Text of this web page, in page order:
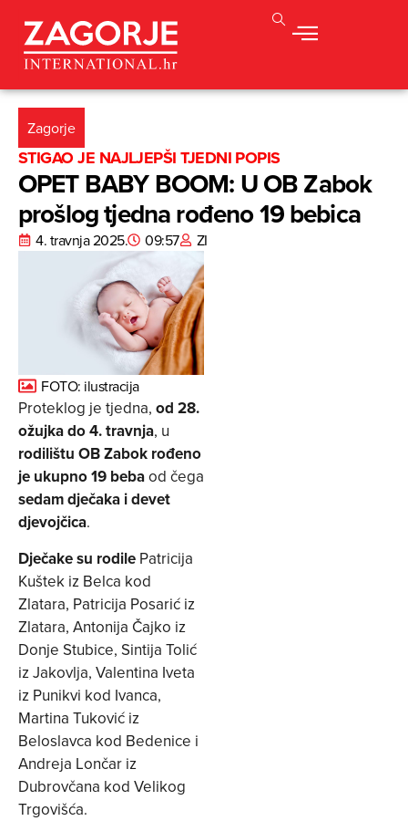
Zagorje
STIGAO JE NAJLJEPŠI TJEDNI POPIS
OPET BABY BOOM: U OB Zabok
prošlog tjedna rođeno 19 bebica
4. travnja 2025. 09:57 ZI
FOTO: ilustracija
Proteklog je tjedna, od 28.
ožujka do 4. travnja, u
rodilištu OB Zabok rođeno
je ukupno 19 bebaod čega
sedam dječaka i devet
djevojčica.
Dječake su rodile Patricija
Kuštek iz Belca kod
Zlatara, Patricija Posarić iz
Zlatara, Antonija Čajko iz
Donje Stubice, Sintija Tolić
iz Jakovlja, Valentina Iveta
iz Punikvi kod Ivanca,
Martina Tuković iz
Beloslavca kod Bedenice i
Andreja Lončar iz
Dubrovčana kod Velikog
Trgovišća.